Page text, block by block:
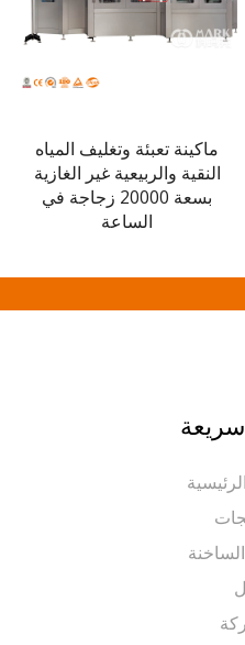
تعبئة وتغليف المياه
والربيعية غير الغازية
بسعة 20000 زجاجة في
الساعة